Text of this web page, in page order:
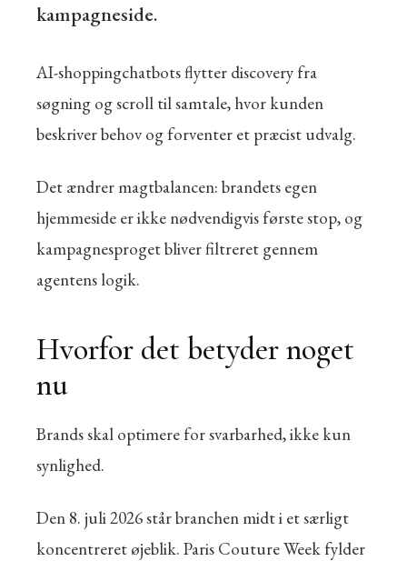
kampagneside.
AI-shoppingchatbots flytter discovery fra
søgning og scroll til samtale, hvor kunden
beskriver behov og forventer et præcist udvalg.
Det ændrer magtbalancen: brandets egen
hjemmeside er ikke nødvendigvis første stop, og
kampagnesproget bliver filtreret gennem
agentens logik.
Hvorfor det betyder noget
nu
Brands skal optimere for svarbarhed, ikke kun
synlighed.
Den 8. juli 2026 står branchen midt i et særligt
koncentreret øjeblik. Paris Couture Week fylder